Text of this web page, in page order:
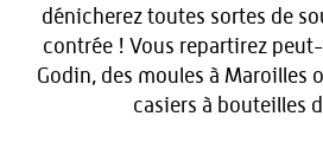
dénicherez toutes sortes de
contrée ! Vous repartirez
Godin, des moules à Maroilles
casiers à bouteilles